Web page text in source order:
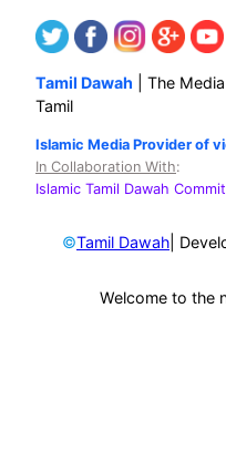
Tamil Dawah | The
Tamil
Islamic Media Provider of
In Collaboration With:
Islamic Tamil Dawah
©Tamil Dawah |
Welcome to the